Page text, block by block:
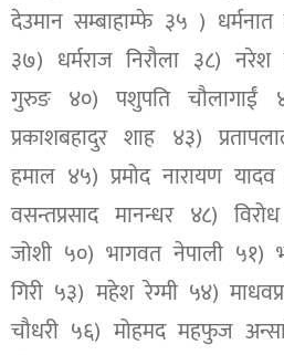
देउमान सम्बाहाम्फे ३५ )
३७) धर्मराज निरौला ३८)
गुरुङ ४०) पशुपति चौलागाईं
प्रकाशबहादुर शाह ४३)
हमाल ४५) प्रमोद नारायण
वसन्तप्रसाद मानन्धर ४८)
जोशी ५०) भागवत नेपाली ५१)
गिरी ५३) महेश रेग्मी ५४)
चौधरी ५६) मोहमद महफुज